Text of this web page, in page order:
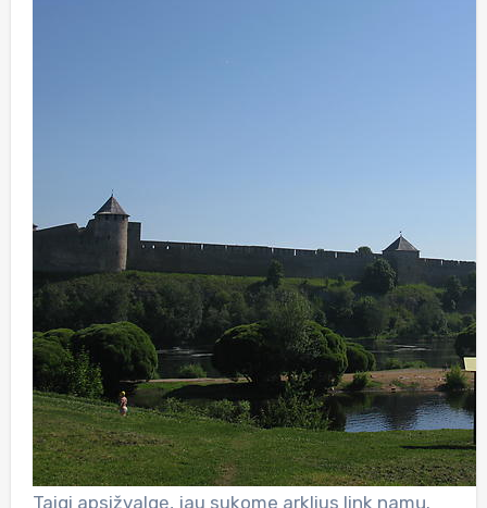
Taigi apsižvalgę, jau sukome arklius link namų.